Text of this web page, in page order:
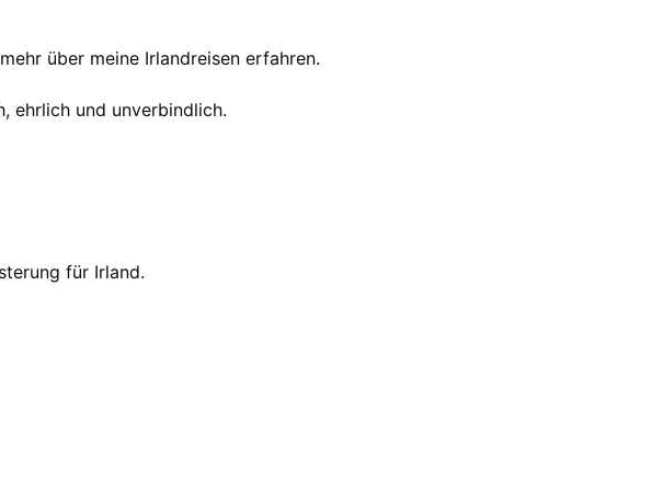
über meine Irlandreisen erfahren.
ehrlich und unverbindlich.
für Irland.